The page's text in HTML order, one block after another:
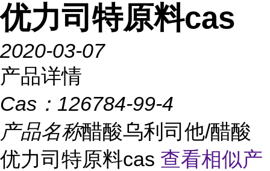
优力司特原料cas
2020-03-07
产品详情
Cas： 126784-99-4
产品名称醋酸乌利司他/醋酸
优力司特原料cas 查看相似产